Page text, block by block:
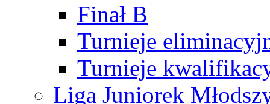
Finał B
Turnieje
Turnieje
Liga Juniorek